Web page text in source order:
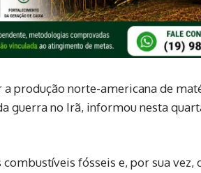
produção norte-americana de
guerra no Irã, informou nesta
fósseis e, por sua vez,